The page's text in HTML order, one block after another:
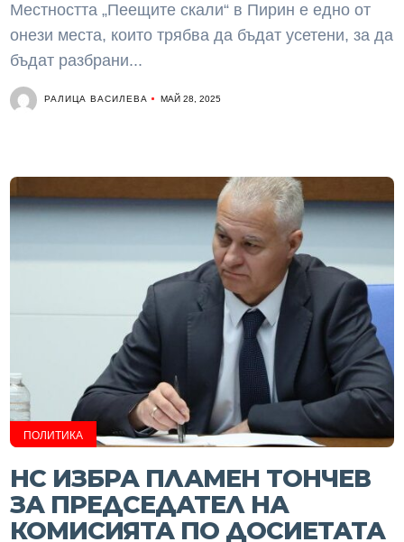
Местността „Пеещите скали“ в Пирин е едно от
онези места, които трябва да бъдат усетени, за да
бъдат разбрани...
РАЛИЦА ВАСИЛЕВА МАЙ 28, 2025
ПОЛИТИКА
НС ИЗБРА ПЛАМЕН ТОНЧЕВ
ЗА ПРЕДСЕДАТЕЛ НА
КОМИСИЯТА ПО ДОСИЕТАТА